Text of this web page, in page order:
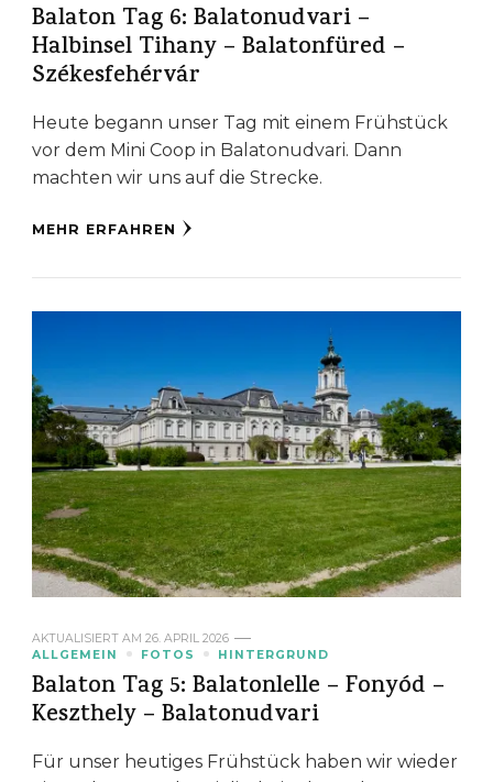
Balaton Tag 6: Balatonudvari –
Halbinsel Tihany – Balatonfüred –
Székesfehérvár
Heute begann unser Tag mit einem Frühstück
vor dem Mini Coop in Balatonudvari. Dann
machten wir uns auf die Strecke.
MEHR ERFAHREN
AKTUALISIERT AM 26. APRIL 2026
ALLGEMEIN
FOTOS HINTERGRUND
Balaton Tag 5: Balatonlelle – Fonyód –
Keszthely – Balatonudvari
Für unser heutiges Frühstück haben wir wieder